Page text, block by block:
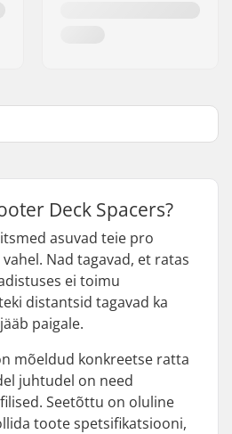
Deck Spacers?
asuvad teie pro
Nad tagavad, et ratas
ei toimu
distantsid tagavad ka
paigale.
mõeldud konkreetse ratta
juhtudel on need
Seetõttu on oluline
toote spetsifikatsiooni,